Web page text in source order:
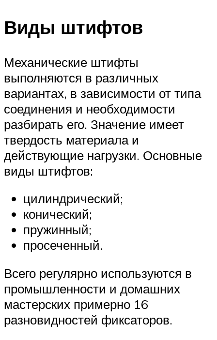
Виды штифтов
Механические штифты
выполняются в различных
вариантах, в зависимости от типа
соединения и необходимости
разбирать его. Значение имеет
твердость материала и
действующие нагрузки. Основные
виды штифтов:
цилиндрический;
конический;
пружинный;
просеченный.
Всего регулярно используются в
промышленности и домашних
мастерских примерно 16
разновидностей фиксаторов.